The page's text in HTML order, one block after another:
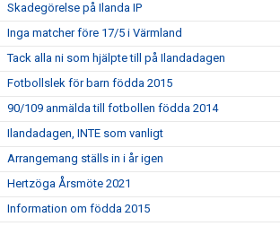
Skadegörelse på Ilanda IP
Inga matcher före 17/5 i Värmland
Tack alla ni som hjälpte till på Ilandadagen
Fotbollslek för barn födda 2015
90/109 anmälda till fotbollen födda 2014
Ilandadagen, INTE som vanligt
Arrangemang ställs in i år igen
Hertzöga Årsmöte 2021
Information om födda 2015